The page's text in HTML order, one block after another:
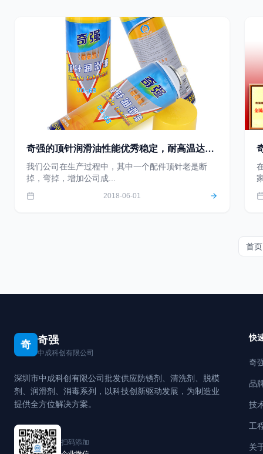
奇强的顶针润滑油性能优秀稳定，耐高温达
220度以上，不会
我们公司在生产过程中，其中一个配件顶针老是断
掉，弯掉，增加公司成...
2018-06-01
首页
奇 奇强
中成科创有限公司
深圳市中成科创有限公司批发供应防锈剂、清洗剂、脱模
剂、润滑剂、消毒系列，以科技创新驱动发展，为制造业
提供全方位解决方案。
扫码添加
快
奇
品
技
工
关